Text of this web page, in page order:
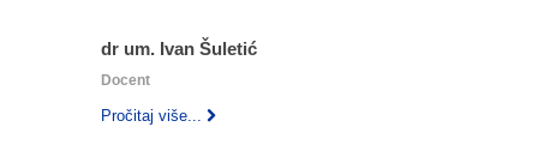
dr um. Ivan Šuletić
Docent
Pročitaj više...